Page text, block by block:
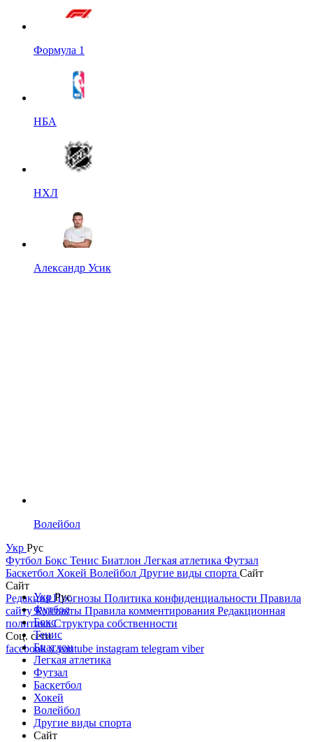
Формула 1
НБА
НХЛ
Александр Усик
Волейбол
Укр Рус
Футбол Бокс Тенис Биатлон Легкая атлетика Футзал
Баскетбол Хокей Волейбол Другие виды спорта Сайт
Сайт
РедакцияПрогнозы Политика конфиденциальности Правила
сайтуКонтакты Правила комментирования Редакционная
политикаСтруктура собственности
Соц. сети
facebookxyoutube instagram telegram viber
УкрРус
Футбол
Бокс
Тенис
Биатлон
Легкая атлетика
Футзал
Баскетбол
Хокей
Волейбол
Другие виды спорта
Сайт